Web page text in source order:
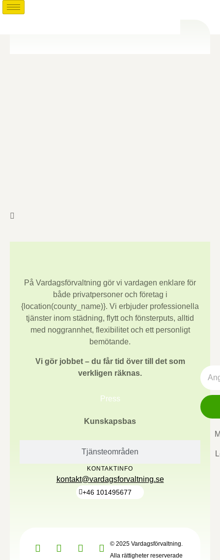
På Vardagsförvaltning gör vi vardagen enklare för
både privatpersoner och företag i
{location(county_name)}. Vi erbjuder professionella
tjänster inom städning, flytt och fönsterputs, alltid
med noggrannhet, flexibilitet och ett personligt
bemötande.
Vi gör jobbet – du får tid över till det som
verkligen räknas.
Press
Tjänsteområden
Kunskapsbas
KONTAKTINFO
kontakt@vardagsforvaltning.se
+46 101495677
© 2025 Vardagsförvaltning.
Alla rättigheter reserverade